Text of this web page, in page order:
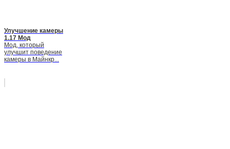
Улучшение камеры
1.17 Мод
Мод, который
улучшит поведение
камеры в Майнкр...